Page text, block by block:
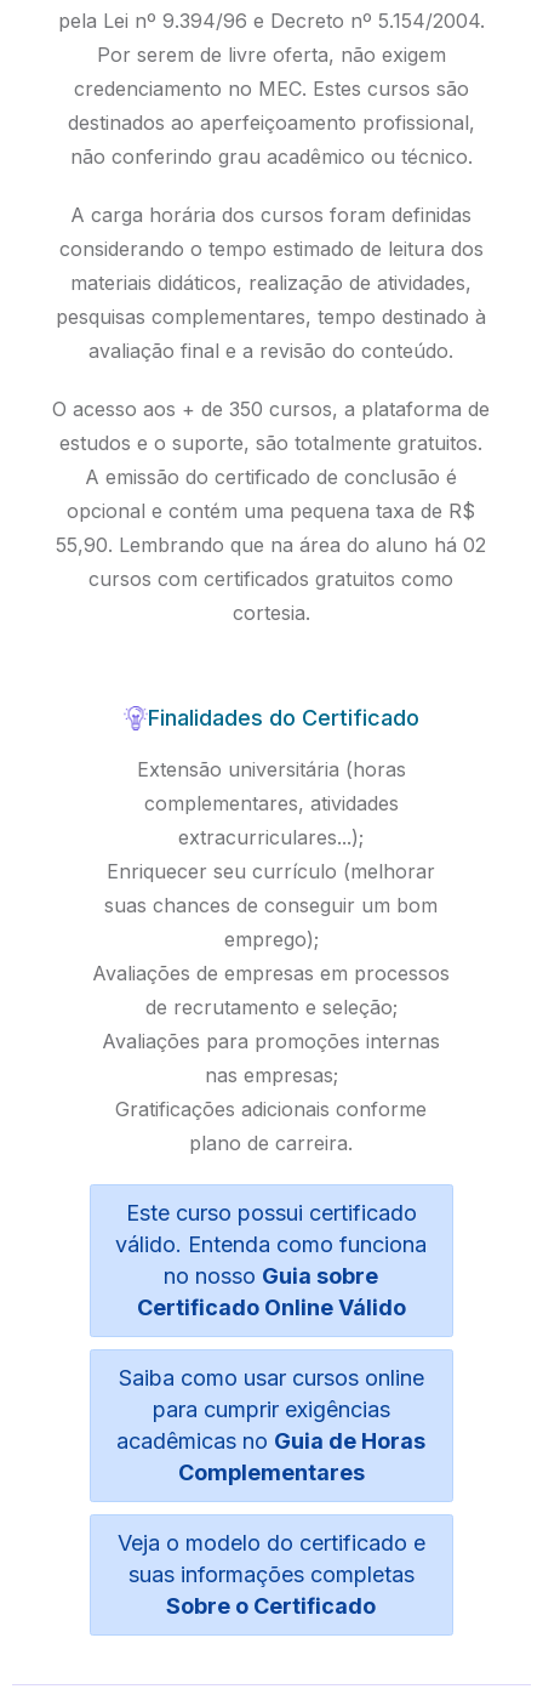
pela Lei nº 9.394/96 e Decreto nº 5.154/2004.
Por serem de livre oferta, não exigem
credenciamento no MEC. Estes cursos são
destinados ao aperfeiçoamento profissional,
não conferindo grau acadêmico ou técnico.
A carga horária dos cursos foram definidas
considerando o tempo estimado de leitura dos
materiais didáticos, realização de atividades,
pesquisas complementares, tempo destinado à
avaliação final e a revisão do conteúdo.
O acesso aos + de 350 cursos, a plataforma de
estudos e o suporte, são totalmente gratuitos.
A emissão do certificado de conclusão é
opcional e contém uma pequena taxa de R$
55,90. Lembrando que na área do aluno há 02
cursos com certificados gratuitos como
cortesia.
Finalidades do Certificado
Extensão universitária (horas
complementares, atividades
extracurriculares...);
Enriquecer seu currículo (melhorar
suas chances de conseguir um bom
emprego);
Avaliações de empresas em processos
de recrutamento e seleção;
Avaliações para promoções internas
nas empresas;
Gratificações adicionais conforme
plano de carreira.
Este curso possui certificado
válido. Entenda como funciona
no nosso Guia sobre
Certificado Online Válido
Saiba como usar cursos online
para cumprir exigências
acadêmicas no Guia de Horas
Complementares
Veja o modelo do certificado e
suas informações completas
Sobre o Certificado